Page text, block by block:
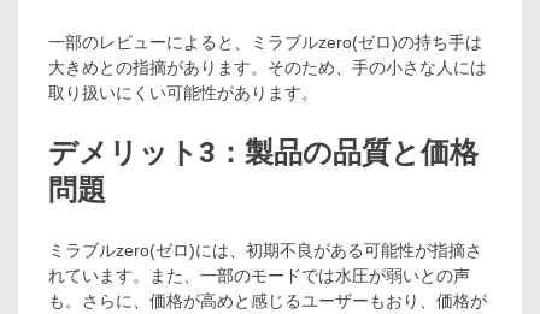
一部のレビューによると、ミラブルzero(ゼロ)の持ち手は
大きめとの指摘があります。そのため、手の小さな人には
取り扱いにくい可能性があります。
デメリット3：製品の品質と価格
問題
ミラブルzero(ゼロ)には、初期不良がある可能性が指摘さ
れています。また、一部のモードでは水圧が弱いとの声
も。さらに、価格が高めと感じるユーザーもおり、価格が